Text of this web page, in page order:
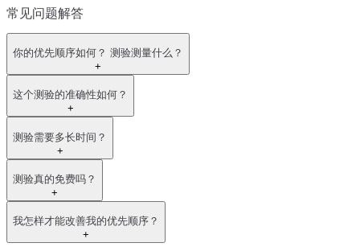
常见问题解答
你的优先顺序如何？ 测验测量什么？
+
这个测验的准确性如何？
+
测验需要多长时间？
+
测验真的免费吗？
+
我怎样才能改善我的优先顺序？
+